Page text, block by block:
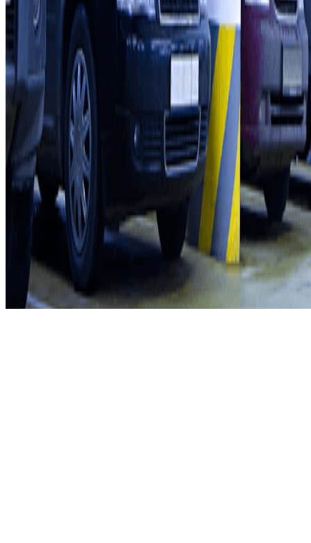
Contact
Contactez-nous
FAQ
Nos différents modes de paiement:
Conditions générales d'utilisation et contrat
Conditions d'annulation
Politique relative aux cookies
Gérer les cookies
Politique de confidentialité
Whistleblowing
©2026 Parclick. Tous droits réservés